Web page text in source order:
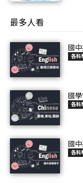
最多人看
國
各科
國
各科
國
各科